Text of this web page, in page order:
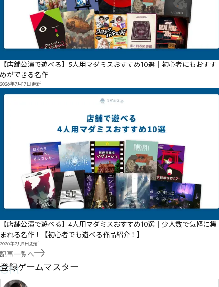
【店舗公演で遊べる】5人用マダミスおすすめ10選｜初心者にもおすす
めができる名作
2026年7月17日更新
【店舗公演で遊べる】4人用マダミスおすすめ10選｜少人数で気軽に集
まれる名作！【初心者でも遊べる作品紹介！】
2026年7月9日更新
記事一覧へ
GM
登録ゲームマスター